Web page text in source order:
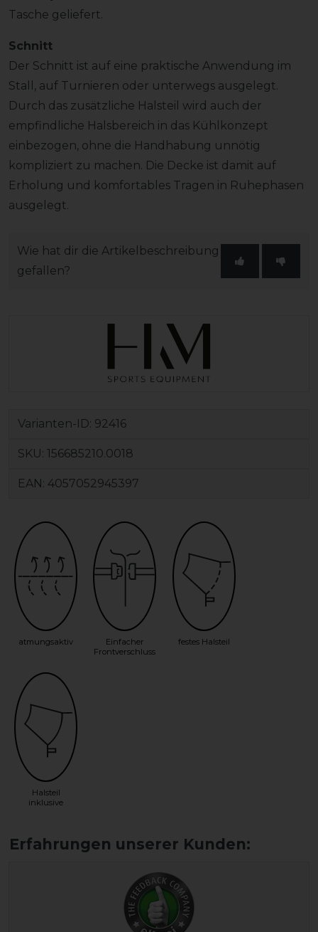
Tasche geliefert.
Schnitt
Der Schnitt ist auf eine praktische Anwendung im
Stall, auf Turnieren oder unterwegs ausgelegt.
Durch das zusätzliche Halsteil wird auch der
empfindliche Halsbereich in das Kühlkonzept
einbezogen, ohne die Handhabung unnötig
kompliziert zu machen. Die Decke ist damit auf
Erholung und komfortables Tragen in Ruhephasen
ausgelegt.
Wie hat dir die Artikelbeschreibung
gefallen?
Varianten-ID: 92416
SKU: 156685210.0018
EAN: 4057052945397
atmungsaktiv
Einfacher
Frontverschluss
festes Halsteil
Halsteil
inklusive